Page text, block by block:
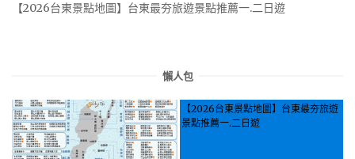
【2026台東景點地圖】台東最夯旅遊景點推薦一.二日遊
懶人包
【2026台東景點地圖】台東最夯旅遊
景點推薦一.二日遊